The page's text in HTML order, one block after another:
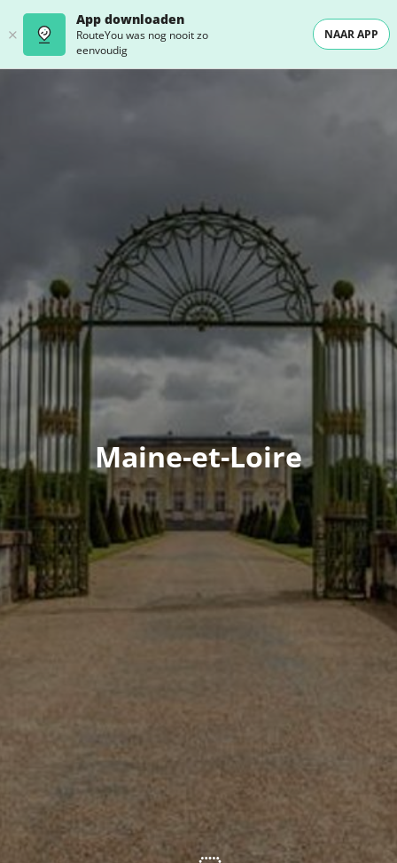
App downloaden
RouteYou was nog nooit zo
eenvoudig
NAAR APP
Maine-et-Loire